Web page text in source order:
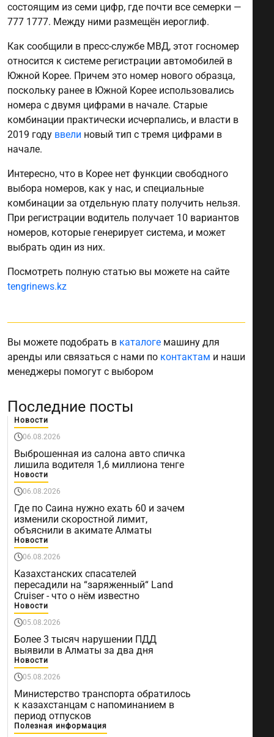
состоящим из семи цифр, где почти все семерки —
777 1777. Между ними размещён иероглиф.
Как сообщили в пресс-службе МВД, этот госномер
относится к системе регистрации автомобилей в
Южной Корее. Причем это номер нового образца,
поскольку ранее в Южной Корее использовались
номера с двумя цифрами в начале. Старые
комбинации практически исчерпались, и власти в
2019 году ввели новый тип с тремя цифрами в
начале.
Интересно, что в Корее нет функции свободного
выбора номеров, как у нас, и специальные
комбинации за отдельную плату получить нельзя.
При регистрации водитель получает 10 вариантов
номеров, которые генерирует система, и может
выбрать один из них.
Посмотреть полную статью вы можете на сайте
tengrinews.kz
Вы можете подобрать в каталоге машину для
аренды или связаться с нами по контактам и наши
менеджеры помогут с выбором
Последние посты
Новости
06.08.2026
Выброшенная из салона авто спичка
лишила водителя 1,6 миллиона тенге
Новости
06.08.2026
Где по Саина нужно ехать 60 и зачем
изменили скоростной лимит,
объяснили в акимате Алматы
Новости
06.08.2026
Казахстанских спасателей
пересадили на “заряженный“ Land
Cruiser - что о нём известно
Новости
05.08.2026
Более 3 тысяч нарушении ПДД
выявили в Алматы за два дня
Новости
05.08.2026
Министерство транспорта обратилось
к казахстанцам с напоминанием в
период отпусков
Полезная информация